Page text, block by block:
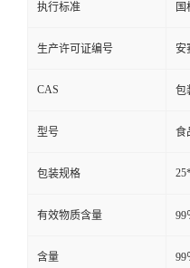
执行标准 国
生产许可证编号 安
CAS 包
型号 食
包装规格
有效物质含量 99
含量 99